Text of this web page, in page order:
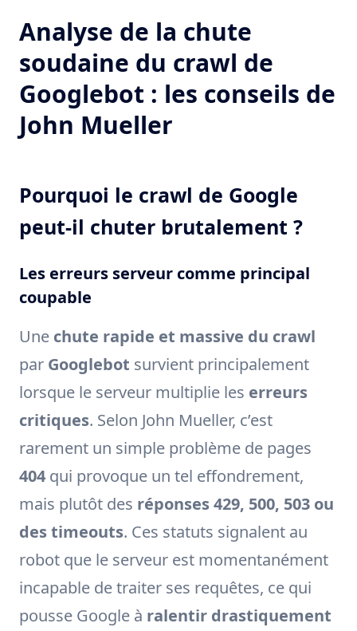
Analyse de la chute
soudaine du crawl de
Googlebot : les conseils de
John Mueller
Pourquoi le crawl de Google
peut-il chuter brutalement ?
Les erreurs serveur comme principal
coupable
Une chute rapide et massive du crawl
par Googlebot survient principalement
lorsque le serveur multiplie les erreurs
critiques. Selon John Mueller, c’est
rarement un simple problème de pages
404 qui provoque un tel effondrement,
mais plutôt des réponses 429, 500, 503 ou
des timeouts. Ces statuts signalent au
robot que le serveur est momentanément
incapable de traiter ses requêtes, ce qui
pousse Google à ralentir drastiquement